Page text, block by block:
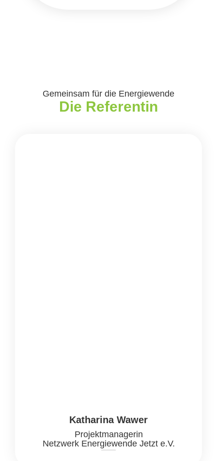
Gemeinsam für die Energiewende
Die Referentin
Katharina Wawer
Projektmanagerin
Netzwerk Energiewende Jetzt e.V.